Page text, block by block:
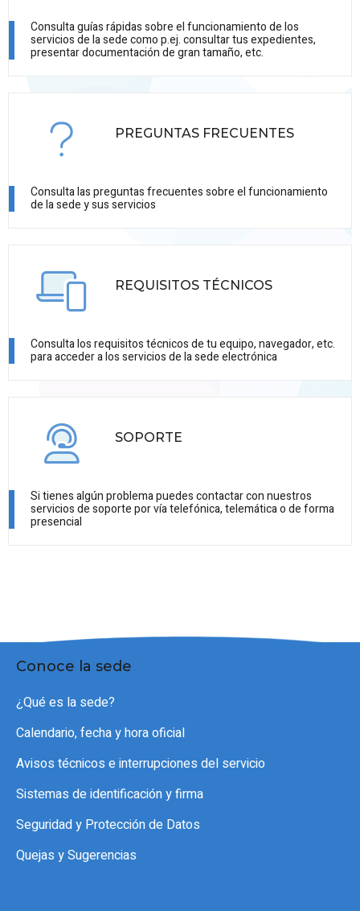
Consulta guías rápidas sobre el funcionamiento de los
servicios de la sede como p.ej. consultar tus expedientes,
presentar documentación de gran tamaño, etc.
PREGUNTAS FRECUENTES
Consulta las preguntas frecuentes sobre el funcionamiento
de la sede y sus servicios
REQUISITOS TÉCNICOS
Consulta los requisitos técnicos de tu equipo, navegador, etc.
para acceder a los servicios de la sede electrónica
SOPORTE
Si tienes algún problema puedes contactar con nuestros
servicios de soporte por vía telefónica, telemática o de forma
presencial
Conoce la sede
¿Qué es la sede?
Calendario, fecha y hora oficial
Avisos técnicos e interrupciones del servicio
Sistemas de identificación y firma
Seguridad y Protección de Datos
Quejas y Sugerencias